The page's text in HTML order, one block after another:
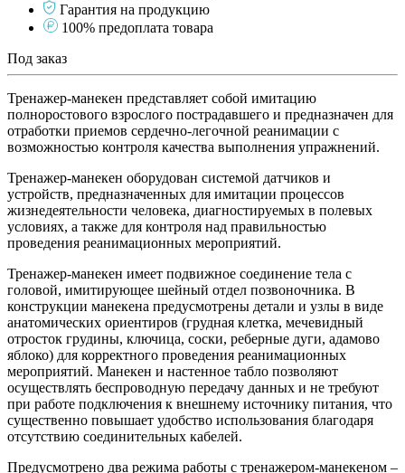
Гарантия на продукцию
100% предоплата товара
Под заказ
Тренажер-манекен представляет собой имитацию
полноростового взрослого пострадавшего и предназначен для
отработки приемов сердечно-легочной реанимации с
возможностью контроля качества выполнения упражнений.
Тренажер-манекен оборудован системой датчиков и
устройств, предназначенных для имитации процессов
жизнедеятельности человека, диагностируемых в полевых
условиях, а также для контроля над правильностью
проведения реанимационных мероприятий.
Тренажер-манекен имеет подвижное соединение тела с
головой, имитирующее шейный отдел позвоночника. В
конструкции манекена предусмотрены детали и узлы в виде
анатомических ориентиров (грудная клетка, мечевидный
отросток грудины, ключица, соски, реберные дуги, адамово
яблоко) для корректного проведения реанимационных
мероприятий. Манекен и настенное табло позволяют
осуществлять беспроводную передачу данных и не требуют
при работе подключения к внешнему источнику питания, что
существенно повышает удобство использования благодаря
отсутствию соединительных кабелей.
Предусмотрено два режима работы с тренажером-манекеном –